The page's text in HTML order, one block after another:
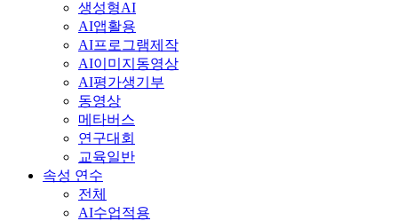
생성형AI
AI앱활용
AI프로그램제작
AI이미지동영상
AI평가생기부
동영상
메타버스
연구대회
교육일반
속성 연수
전체
AI수업적용